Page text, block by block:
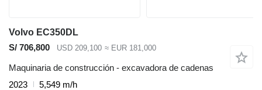
Volvo EC350DL
S/ 706,800
USD 209,100 ≈ EUR 181,000
Maquinaria de construcción - excavadora de cadenas
2023
5,549 m/h